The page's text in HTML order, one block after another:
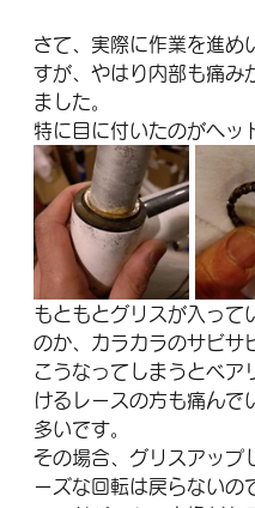
さて、実際に作業を進め
すが、やはり内部も痛み
ました。
特に目に付いたのがヘッ
もともとグリスが入って
のか、カラカラのサビサ
こうなってしまうとベア
けるレースの方も痛んで
多いです。
その場合、グリスアップ
ーズな回転は戻らないの